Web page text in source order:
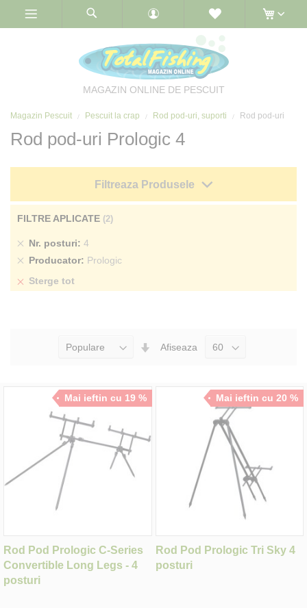
MAGAZIN ONLINE DE PESCUIT
Magazin Pescuit Pescuit la crap Rod pod-uri, suporti Rod pod-uri
Rod pod-uri Prologic 4
Seteaza
Afiseaza
Mai ieftin cu 19 %
Rod Pod Prologic C-Series
Convertible Long Legs - 4
posturi
Mai ieftin cu 20 %
Rod Pod Prologic Tri Sky 4
posturi
Filtreaza Produsele
FILTRE APLICATE
Nr. posturi 4
Sterge
produs
Producator Prologic
Sterge
Sterge tot